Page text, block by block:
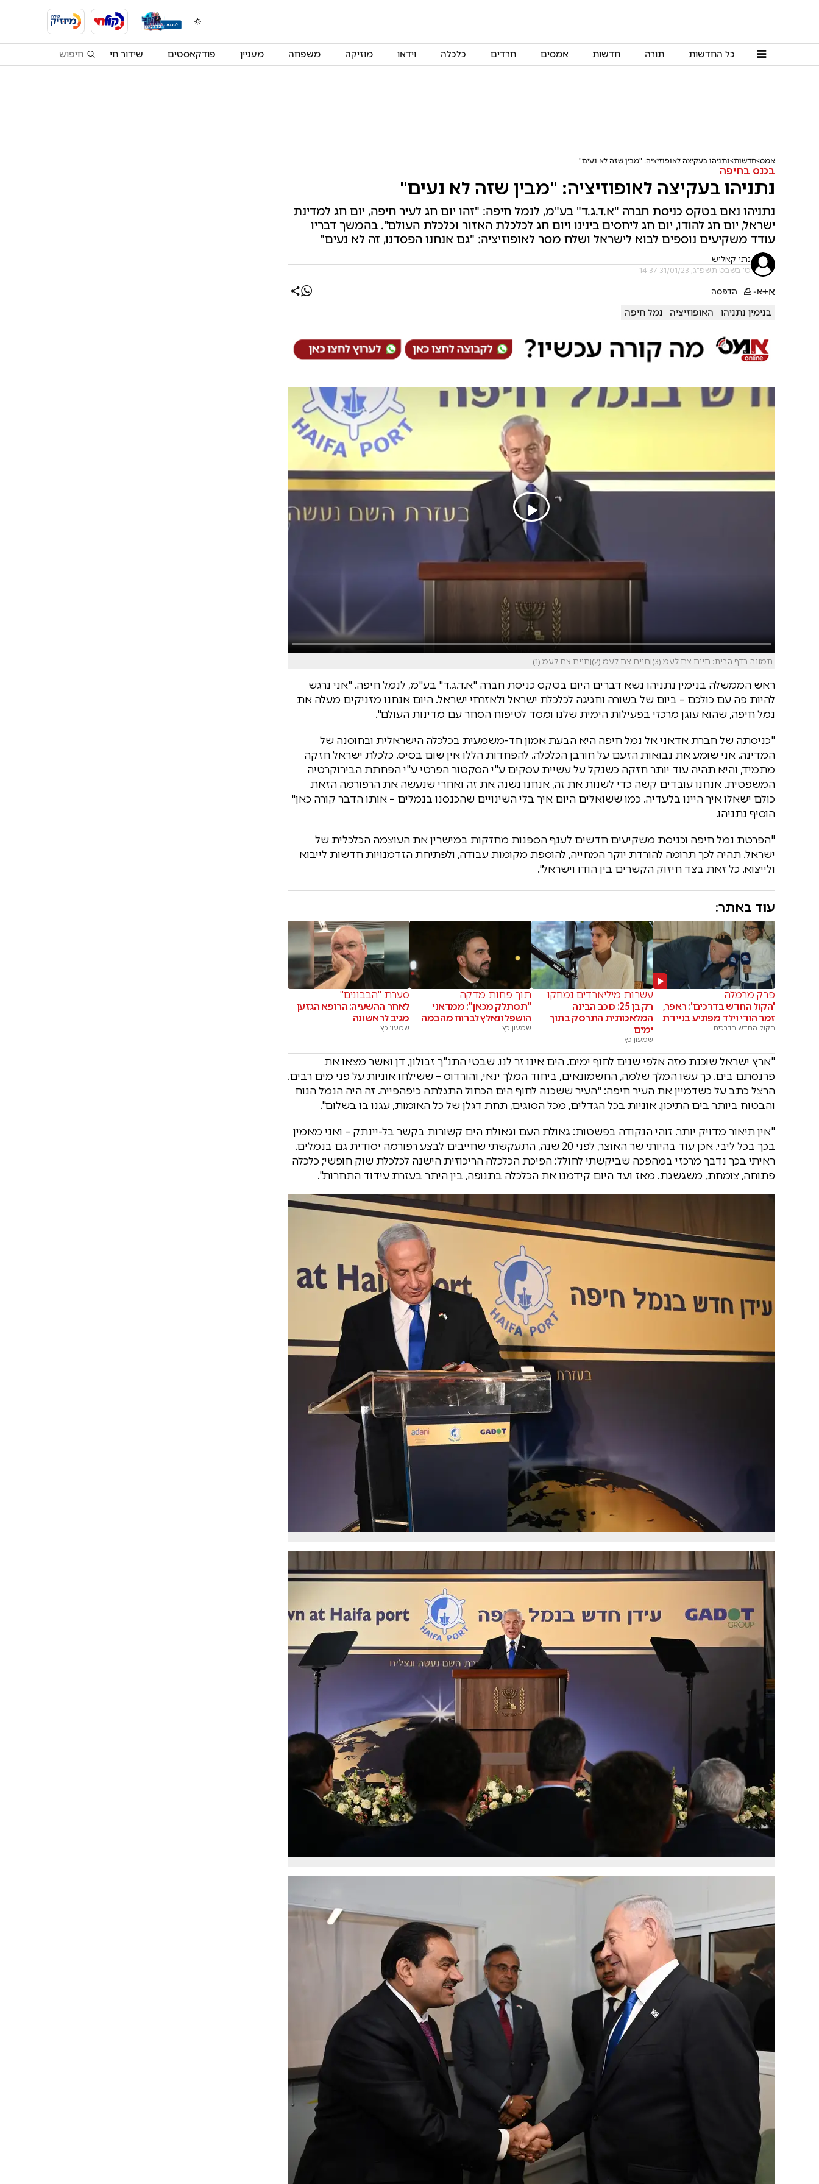
כל החדשות תורה חדשות אמסים חרדים כלכלה וידאו מוזיקה משפחה מעניין פודקאסטים שידור חי
אמס חדשות נתניהו בעקיצה לאופוזיציה: "מבין שזה לא נעים"
בכנס בחיפה
נתניהו בעקיצה לאופוזיציה: "מבין שזה לא נעים"
נתניהו נאם בטקס כניסת חברה "א.ד.ג.ד" בע"מ, לנמל חיפה: "זהו יום חג לעיר חיפה, יום חג למדינת
ישראל, יום חג להודו, יום חג ליחסים בינינו ויום חג לכלכלת האזור וכלכלת העולם". בהמשך דבריו
עודד משקיעים נוספים לבוא לישראל ושלח מסר לאופוזיציה: "גם אנחנו הפסדנו, זה לא נעים"
נתי קאליש
ט' בשבט תשפ"ג, 31/01/23 14:37
א+א- הדפסה
בנימין נתניהו האופוזיציה נמל חיפה
תמונה בדף הבית: חיים צח לעמ (3)|חיים צח לעמ (2)|חיים צח לעמ (1)
ראש הממשלה בנימין נתניהו נשא דברים היום בטקס כניסת חברה "א.ד.ג.ד" בע"מ, לנמל חיפה. "אני נרגש
להיות פה עם כולכם – ביום של בשורה וחגיגה לכלכלת ישראל ולאזרחי ישראל. היום אנחנו מזניקים מעלה את
נמל חיפה, שהוא עוגן מרכזי בפעילות הימית שלנו ומסד לטיפוח הסחר עם מדינות העולם".
"כניסתה של חברת אדאני אל נמל חיפה היא הבעת אמון חד-משמעית בכלכלה הישראלית ובחוסנה של
המדינה. אני שומע את נבואות הזעם על חורבן הכלכלה. להפחדות הללו אין שום בסיס. כלכלת ישראל חזקה
מתמיד, והיא תהיה עוד יותר חזקה כשנקל על עשיית עסקים ע"י הסקטור הפרטי ע"י הפחתת הבירוקרטיה
המשפטית. אנחנו עובדים קשה כדי לשנות את זה, אנחנו נשנה את זה ואחרי שנעשה את הרפורמה הזאת
כולם ישאלו איך היינו בלעדיה. כמו ששואלים היום איך בלי השינויים שהכנסנו בנמלים – אותו הדבר קורה כאן"
הוסיף נתניהו.
"הפרטת נמל חיפה וכניסת משקיעים חדשים לענף הספנות מחזקות במישרין את העוצמה הכלכלית של
ישראל. תהיה לכך תרומה להורדת יוקר המחייה, להוספת מקומות עבודה, ולפתיחת הזדמנויות חדשות לייבוא
ולייצוא. כל זאת בצד חיזוק הקשרים בין הודו וישראל".
עוד באתר:
פרק מרמלה
'הקול החדש בדרכים': ראפר,
זמר הודי וילד מפתיע בניידת
הקול החדש בדרכים
עשרות מיליארדים נמחקו
רק בן 25: כוכב הבינה
המלאכותית התרסק בתוך
ימים
שמעון כץ
תוך פחות מדקה
"תסתלק מכאן": ממדאני
הושפל ונאלץ לברוח מהבמה
שמעון כץ
סערת "הבבונים"
לאחר ההשעיה: הרופא הגזען
מגיב לראשונה
שמעון כץ
"ארץ ישראל שוכנת מזה אלפי שנים לחוף ימים. הים אינו זר לנו. שבטי התנ"ך זבולון, דן ואשר מצאו את
פרנסתם בים. כך עשו המלך שלמה, החשמונאים, ביחוד המלך ינאי, והורדוס – ששילחו אוניות על פני מים רבים.
הרצל כתב על כשדמיין את העיר חיפה: "העיר ששכנה לחוף הים הכחול התגלתה כיפהפייה. זה היה הנמל הנוח
והבטוח ביותר בים התיכון. אוניות בכל הגדלים, מכל הסוגים, תחת דגלן של כל האומות, עגנו בו בשלום".
"אין תיאור מדויק יותר. זוהי הנקודה בפשטות: גאולת העם וגאולת הים קשורות בקשר בל-יינתק – ואני מאמין
בכך בכל ליבי. אכן עוד בהיותי שר האוצר, לפני 20 שנה, התעקשתי שחייבים לבצע רפורמה יסודית גם בנמלים.
ראיתי בכך נדבך מרכזי במהפכה שביקשתי לחולל: הפיכת הכלכלה הריכוזית הישנה לכלכלת שוק חופשי; כלכלה
פתוחה, צומחת, משגשגת. מאז ועד היום קידמנו את הכלכלה בתנופה, בין היתר בעזרת עידוד התחרות".